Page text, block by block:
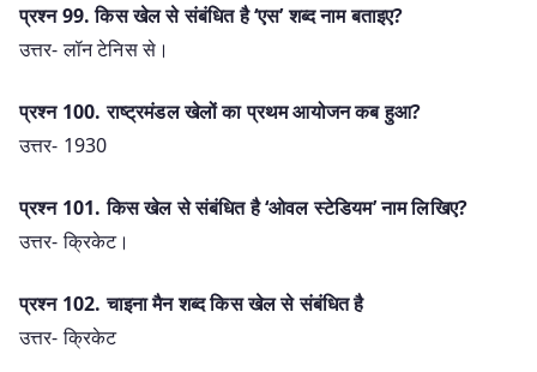
प्रश्न 99. किस खेल से संबंधित है ‘एस’ शब्द नाम बताइए?
उत्तर- लॉन टेनिस से।
प्रश्न 100. राष्ट्रमंडल खेलों का प्रथम आयोजन कब हुआ?
उत्तर- 1930
प्रश्न 101. किस खेल से संबंधित है ‘ओवल स्टेडियम’ नाम लिखिए?
उत्तर- क्रिकेट।
प्रश्न 102. चाइना मैन शब्द किस खेल से संबंधित है
उत्तर- क्रिकेट